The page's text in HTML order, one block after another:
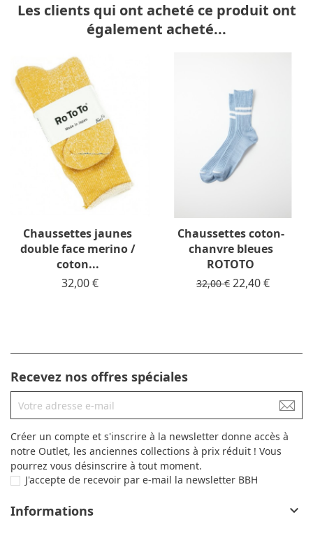
Les clients qui ont acheté ce produit ont
également acheté...
Chaussettes jaunes
double face merino /
coton...
Prix
32,00 €
-30%
Chaussettes coton-
chanvre bleues
ROTOTO
Prix de base
32,00 € Prix
22,40 €
Recevez nos offres spéciales
Créer un compte et s'inscrire à la newsletter donne accès à
notre Outlet, les anciennes collections à prix réduit ! Vous
pourrez vous désinscrire à tout moment.
J'accepte de recevoir par e-mail la newsletter BBH
Informations 